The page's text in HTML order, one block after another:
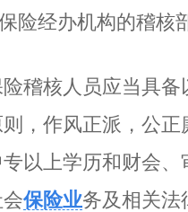
险经办机构的稽核
稽核人员应当具备
则，作风正派，公正
专以上学历和财会
会保险业务及相关法